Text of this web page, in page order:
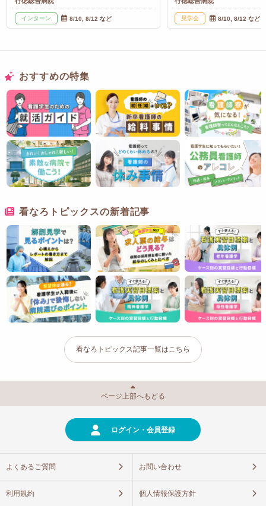
インターン 8/10, 8/12 など 見学会 8/10, 8/12 など
おすすめの特集
看なろトピックスの新着記事
看なろトピックス記事一覧はこちら
ページ上部へもどる
ログイン・会員登録
よくあるご質問 お問い合わせ
利用規約 個人情報保護方針